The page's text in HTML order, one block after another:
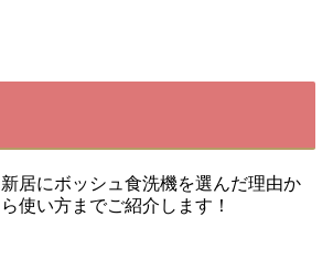
新居にボッシュ食洗機を選んだ理由か
ら使い方までご紹介します！